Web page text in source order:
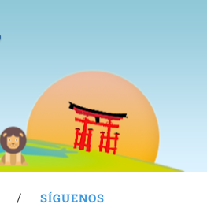
SÍGUENOS